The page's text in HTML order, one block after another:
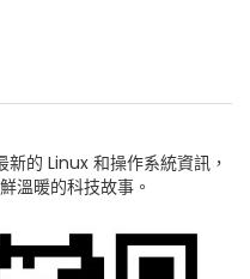
的 Linux 和操作系統資訊，
溫暖的科技故事。